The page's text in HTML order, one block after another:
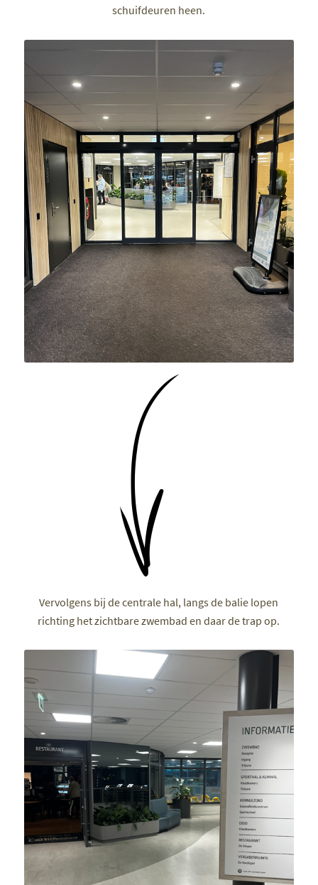
schuifdeuren heen.
Vervolgens bij de centrale hal, langs de balie lopen
richting het zichtbare zwembad en daar de trap op.